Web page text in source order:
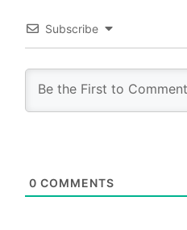
Subscribe
0 COMMENTS